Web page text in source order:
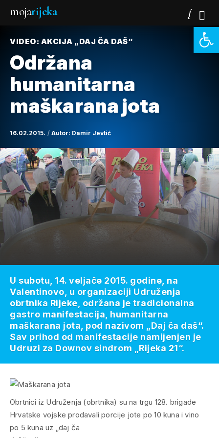
mojarijeka
VIDEO: AKCIJA „DAJ ČA DAŠ“
Održana
humanitarna
maškarana jota
16.02.2015. Autor: Damir Jevtić
Obrtnici iz Udruženja (obrtnika) su na trgu 128. brigade
Hrvatske vojske prodavali porcije jote po 10 kuna i vino
po 5 kuna uz „daj ča
U subotu, 14. veljače 2015. godine, na
Valentinovo, u organizaciji Udruženja
obrtnika Rijeke, održana je tradicionalna
gastro manifestacija, humanitarna
maškarana jota, pod nazivom „Daj ča daš“.
Sav prihod od manifestacije namijenjen je
Udruzi za Downov sindrom „Rijeka 21“.